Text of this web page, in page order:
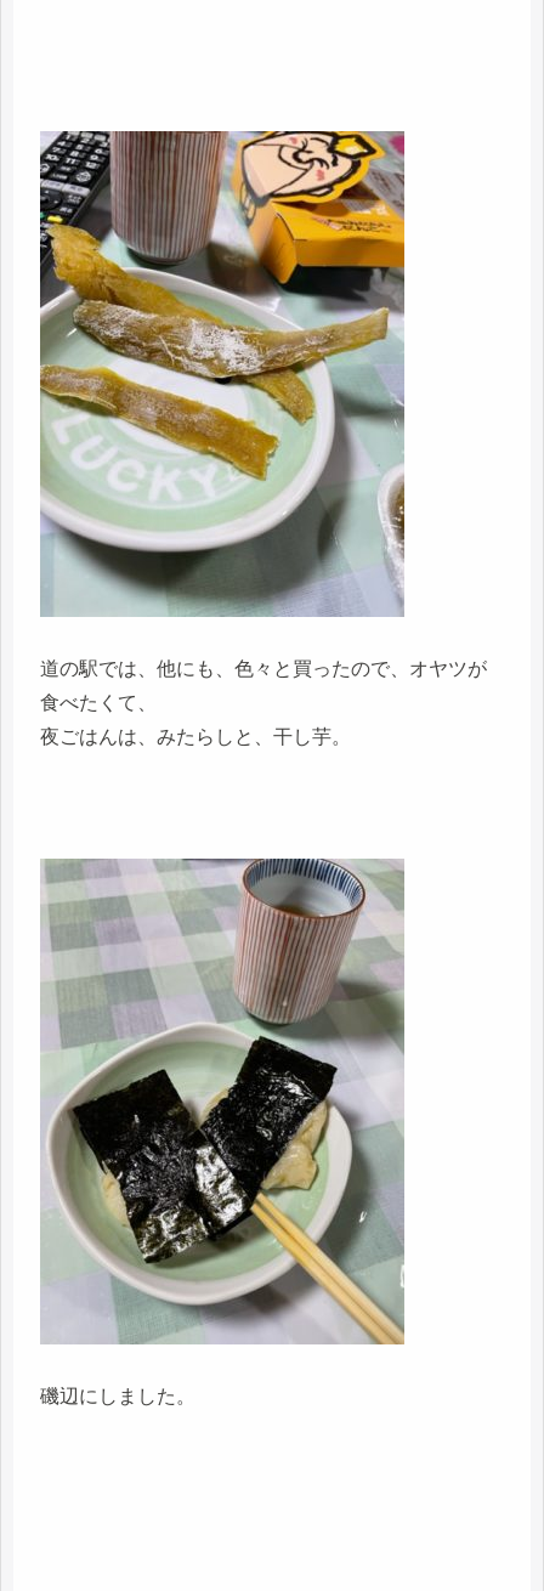
道の駅では、他にも、色々と買ったので、オヤツが
食べたくて、
夜ごはんは、みたらしと、干し芋。
磯辺にしました。